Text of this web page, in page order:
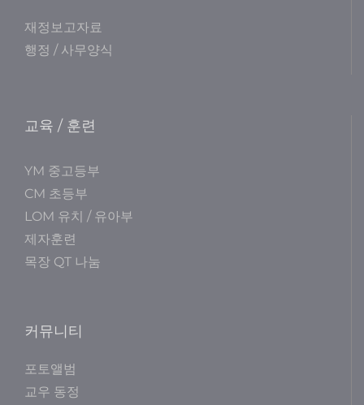
재정보고자료
행정 / 사무양식
교육 / 훈련
YM 중고등부
CM 초등부
LOM 유치 / 유아부
제자훈련
목장 QT 나눔
커뮤니티
포토앨범
교우 동정